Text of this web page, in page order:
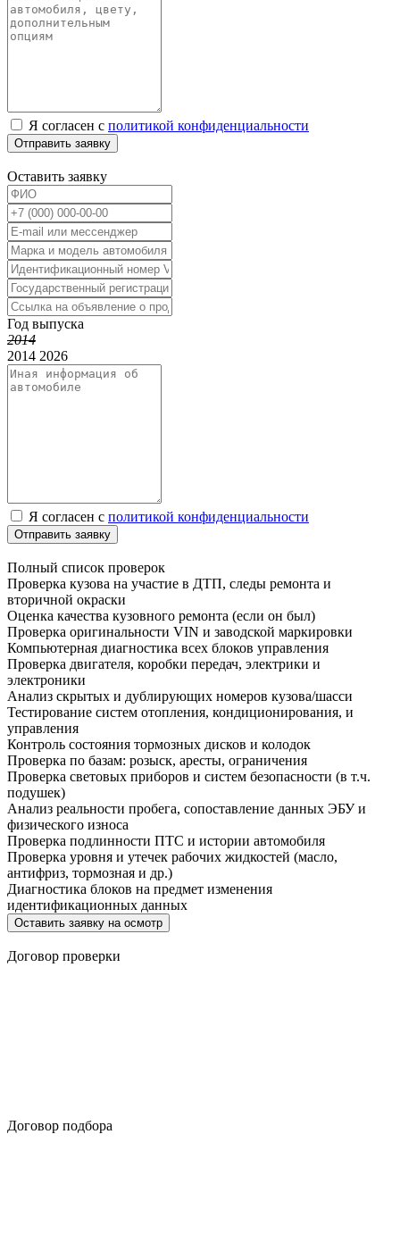
Я согласен с политикой конфиденциальности
Отправить заявку
Оставить заявку
Год выпуска
2014
2014 2026
Я согласен с политикой конфиденциальности
Отправить заявку
Полный список проверок
Проверка кузова на участие в ДТП, следы ремонта и
вторичной окраски
Оценка качества кузовного ремонта (если он был)
Проверка оригинальности VIN и заводской маркировки
Компьютерная диагностика всех блоков управления
Проверка двигателя, коробки передач, электрики и
электроники
Анализ скрытых и дублирующих номеров кузова/шасси
Тестирование систем отопления, кондиционирования, и
управления
Контроль состояния тормозных дисков и колодок
Проверка по базам: розыск, аресты, ограничения
Проверка световых приборов и систем безопасности (в т.ч.
подушек)
Анализ реальности пробега, сопоставление данных ЭБУ и
физического износа
Проверка подлинности ПТС и истории автомобиля
Проверка уровня и утечек рабочих жидкостей (масло,
антифриз, тормозная и др.)
Диагностика блоков на предмет изменения
идентификационных данных
Оставить заявку на осмотр
Договор проверки
Договор подбора